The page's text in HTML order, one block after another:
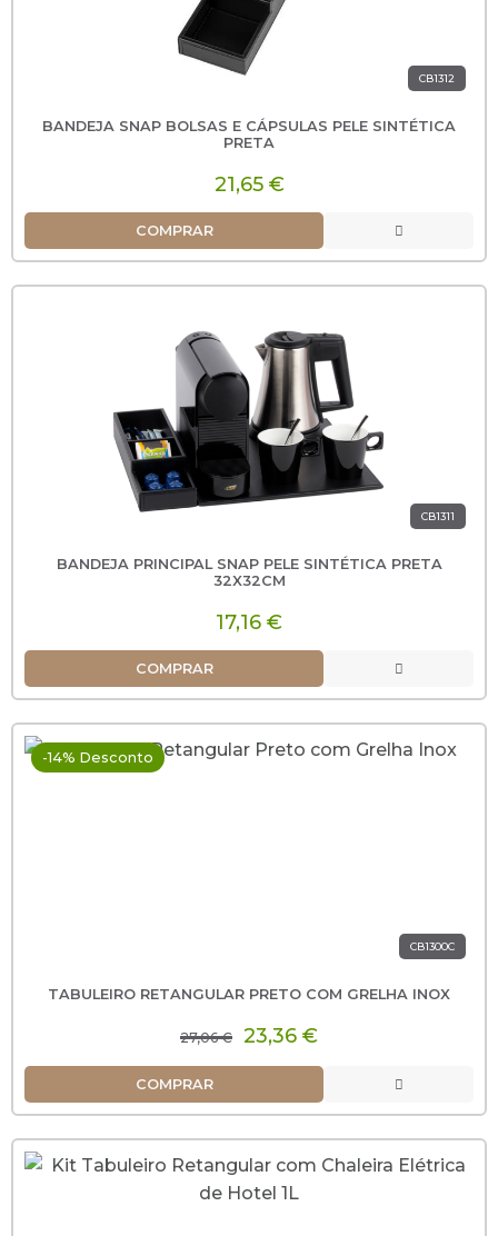
CB1312
BANDEJA SNAP BOLSAS E CÁPSULAS PELE SINTÉTICA
PRETA
21,65 €
COMPRAR
CB1311
BANDEJA PRINCIPAL SNAP PELE SINTÉTICA PRETA
32X32CM
17,16 €
COMPRAR
-14% Desconto
CB1300C
TABULEIRO RETANGULAR PRETO COM GRELHA INOX
27,06 € 23,36 €
COMPRAR